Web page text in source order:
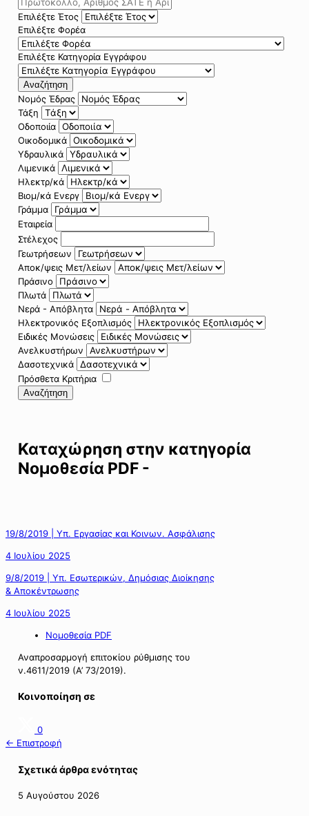
Επιλέξτε Έτος
Επιλέξτε Φορέα
Επιλέξτε Κατηγορία Εγγράφου
Αναζήτηση
Νομός Έδρας
Τάξη
Οδοποιία
Οικοδομικά
Υδραυλικά
Λιμενικά
Ηλεκτρ/κά
Βιομ/κά Ενεργ
Γράμμα
Εταιρεία
Στέλεχος
Γεωτρήσεων
Αποκ/ψεις Μετ/λείων
Πράσινο
Πλωτά
Νερά - Απόβλητα
Ηλεκτρονικός Εξοπλισμός
Ειδικές Μονώσεις
Ανελκυστήρων
Δασοτεχνικά
Πρόσθετα Κριτήρια
Αναζήτηση
Καταχώρηση στην κατηγορία
Νομοθεσία PDF -
19/8/2019 | Υπ. Εργασίας και Κοινων. Ασφάλισης
4 Ιουλίου 2025
9/8/2019 | Υπ. Εσωτερικών, Δημόσιας Διοίκησης
& Αποκέντρωσης
4 Ιουλίου 2025
Νομοθεσία PDF
Αναπροσαρμογή επιτοκίου ρύθμισης του
ν.4611/2019 (Α’ 73/2019).
Κοινοποίηση σε
0
← Επιστροφή
Σχετικά άρθρα ενότητας
5 Αυγούστου 2026